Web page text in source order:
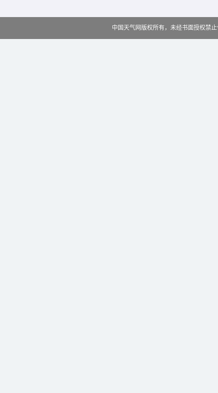
中国天气网版权所有，未经书面授权